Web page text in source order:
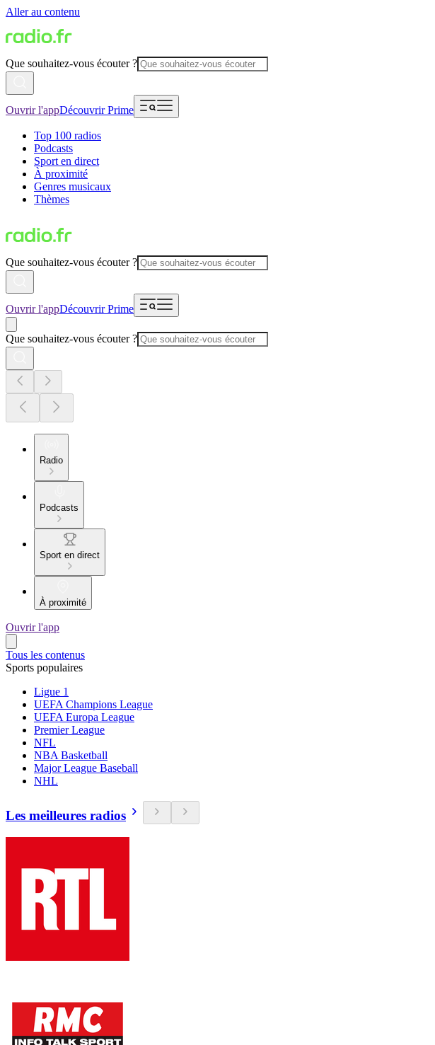
Aller au contenu
Que souhaitez-vous écouter ?
Ouvrir l'appDécouvrir Prime
Top 100 radios
Podcasts
Sport en direct
À proximité
Genres musicaux
Thèmes
Que souhaitez-vous écouter ?
Ouvrir l'appDécouvrir Prime
Que souhaitez-vous écouter ?
Radio
Podcasts
Sport en direct
À proximité
Ouvrir l'app
Tous les contenus
Sports populaires
Ligue 1
UEFA Champions League
UEFA Europa League
Premier League
NFL
NBA Basketball
Major League Baseball
NHL
Les meilleures radios